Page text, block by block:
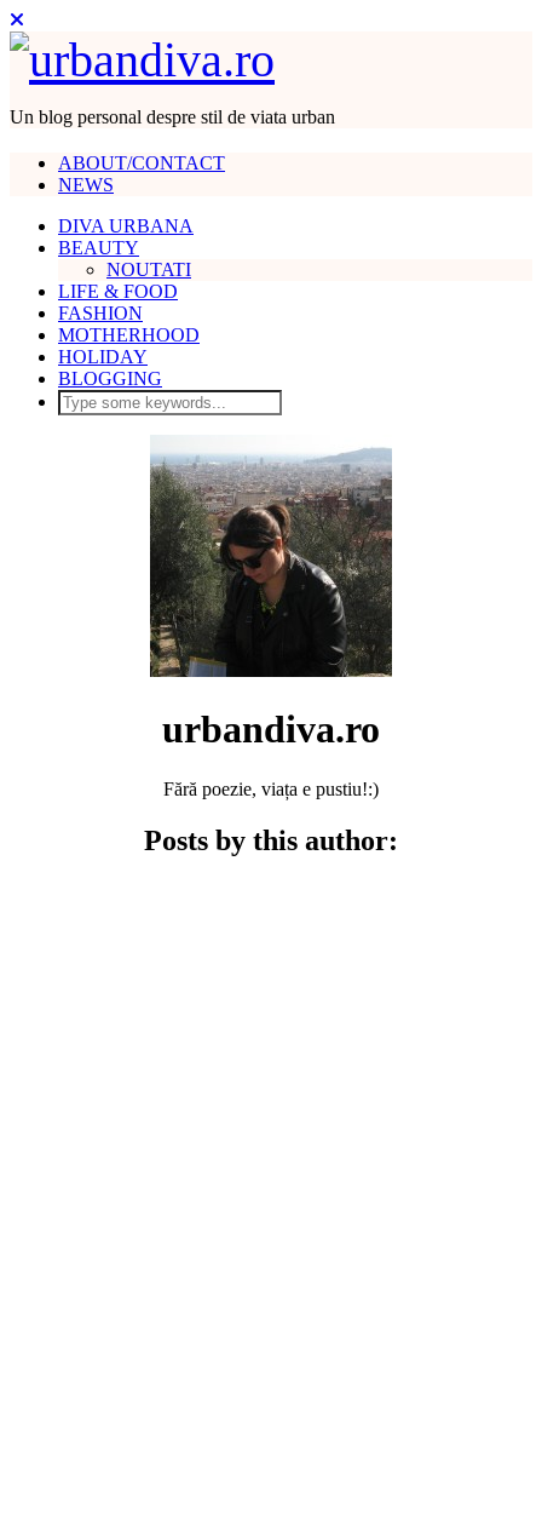
Un blog personal despre stil de viata urban
ABOUT/CONTACT
NEWS
DIVA URBANA
BEAUTY
NOUTATI
LIFE & FOOD
FASHION
MOTHERHOOD
HOLIDAY
BLOGGING
urbandiva.ro
Fără poezie, viața e pustiu!:)
Posts by this author: